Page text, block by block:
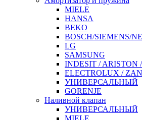
MIELE
HANSA
BEKO
BOSCH/SIEMENS/
LG
SAMSUNG
INDESIT / ARISTON
ELECTROLUX /
УНИВЕРСАЛЬНЫЙ
GORENJE
Наливной клапан
УНИВЕРСАЛЬНЫЙ
MIELE